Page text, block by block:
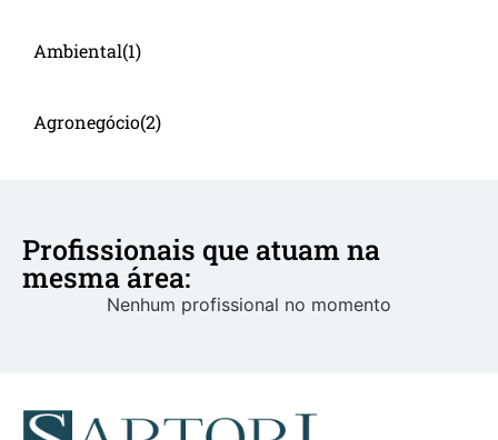
Ambiental(1)
Agronegócio(2)
Profissionais que atuam na
mesma área:
Nenhum profissional no momento